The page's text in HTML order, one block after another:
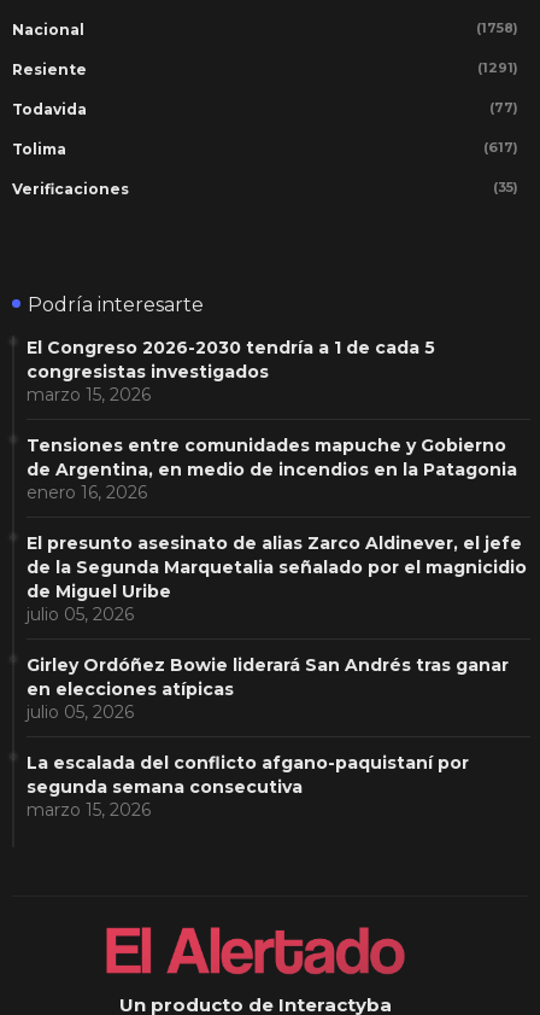
Nacional (1758)
Resiente (1291)
Todavida (77)
Tolima (617)
Verificaciones (35)
Podría interesarte
El Congreso 2026-2030 tendría a 1 de cada 5
congresistas investigados
marzo 15, 2026
Tensiones entre comunidades mapuche y Gobierno
de Argentina, en medio de incendios en la Patagonia
enero 16, 2026
El presunto asesinato de alias Zarco Aldinever, el jefe
de la Segunda Marquetalia señalado por el magnicidio
de Miguel Uribe
julio 05, 2026
Girley Ordóñez Bowie liderará San Andrés tras ganar
en elecciones atípicas
julio 05, 2026
La escalada del conflicto afgano-paquistaní por
segunda semana consecutiva
marzo 15, 2026
Un producto de Interactyba